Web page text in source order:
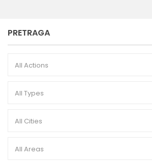
PRETRAGA
All Actions
All Types
All Cities
All Areas